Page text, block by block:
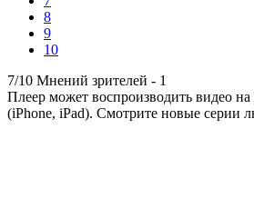
8
9
10
7/10 Мнений зрителей - 1
Плеер может воспроизводить видео
(iPhone, iPad). Смотрите новые серии